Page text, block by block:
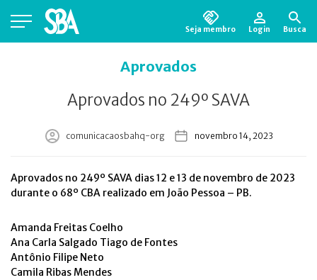
Seja membro Login Busca
Aprovados
Aprovados no 249º SAVA
comunicacaosbahq-org novembro 14, 2023
Aprovados no 249º SAVA dias 12 e 13 de novembro de 2023
durante o 68º CBA realizado em João Pessoa – PB.
Amanda Freitas Coelho
Ana Carla Salgado Tiago de Fontes
Antônio Filipe Neto
Camila Ribas Mendes